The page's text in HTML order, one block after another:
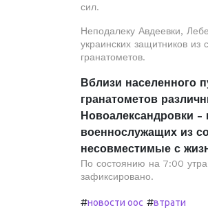
сил.
Неподалеку Авдеевки,
украинских защитников из
гранатометов.
Вблизи населенного
гранатометов
Новоалександровки -
военнослужащих из
несовместимые с
По состоянию на 7:00
зафиксировано.
#новости оос #втрати